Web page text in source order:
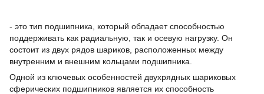
- это тип подшипника, который обладает способностью
поддерживать как радиальную, так и осевую нагрузку. Он
состоит из двух рядов шариков, расположенных между
внутренним и внешним кольцами подшипника.
Одной из ключевых особенностей двухрядных шариковых
сферических подшипников является их способность